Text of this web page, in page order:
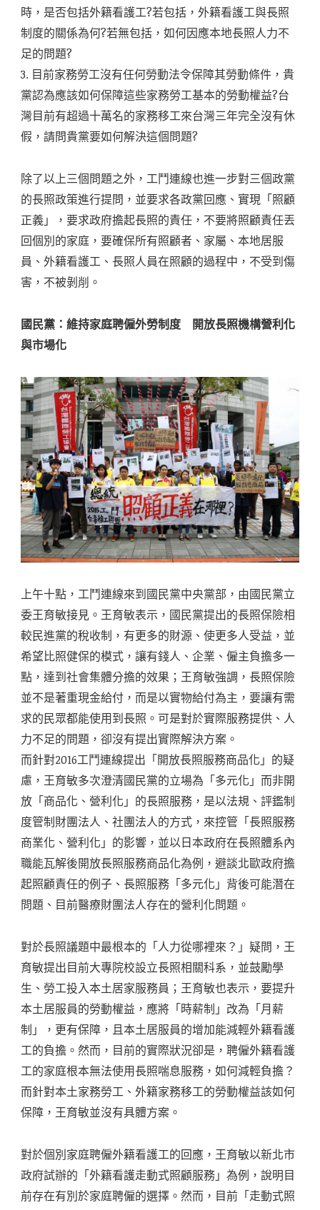
時，是否包括外籍看護工?若包括，外籍看護工與長照
制度的關係為何?若無包括，如何因應本地長照人力不
足的問題?
3. 目前家務勞工沒有任何勞動法令保障其勞動條件，貴
黨認為應該如何保障這些家務勞工基本的勞動權益?台
灣目前有超過十萬名的家務移工來台灣三年完全沒有休
假，請問貴黨要如何解決這個問題?
除了以上三個問題之外，工鬥連線也進一步對三個政黨
的長照政策進行提問，並要求各政黨回應、實現「照顧
正義」，要求政府擔起長照的責任，不要將照顧責任丟
回個別的家庭，要確保所有照顧者、家屬、本地居服
員、外籍看護工、長照人員在照顧的過程中，不受到傷
害，不被剝削。
國民黨：維持家庭聘僱外勞制度 開放長照機構營利化
與市場化
上午十點，工鬥連線來到國民黨中央黨部，由國民黨立
委王育敏接見。王育敏表示，國民黨提出的長照保險相
較民進黨的稅收制，有更多的財源、使更多人受益，並
希望比照健保的模式，讓有錢人、企業、僱主負擔多一
點，達到社會集體分擔的效果；王育敏強調，長照保險
並不是著重現金給付，而是以實物給付為主，要讓有需
求的民眾都能使用到長照。可是對於實際服務提供、人
力不足的問題，卻沒有提出實際解決方案。
而針對2016工鬥連線提出「開放長照服務商品化」的疑
慮，王育敏多次澄清國民黨的立場為「多元化」而非開
放「商品化、營利化」的長照服務，是以法規、評鑑制
度管制財團法人、社團法人的方式，來控管「長照服務
商業化、營利化」的影響，並以日本政府在長照體系內
職能瓦解後開放長照服務商品化為例，避談北歐政府擔
起照顧責任的例子、長照服務「多元化」背後可能潛在
問題、目前醫療財團法人存在的營利化問題。
對於長照議題中最根本的「人力從哪裡來？」疑問，王
育敏提出目前大專院校設立長照相關科系，並鼓勵學
生、勞工投入本土居家服務員；王育敏也表示，要提升
本土居服員的勞動權益，應將「時薪制」改為「月薪
制」，更有保障，且本土居服員的增加能減輕外籍看護
工的負擔。然而，目前的實際狀況卻是，聘僱外籍看護
工的家庭根本無法使用長照喘息服務，如何減輕負擔？
而針對本土家務勞工、外籍家務移工的勞動權益該如何
保障，王育敏並沒有具體方案。
對於個別家庭聘僱外籍看護工的回應，王育敏以新北市
政府試辦的「外籍看護走動式照顧服務」為例，說明目
前存在有別於家庭聘僱的選擇。然而，目前「走動式照